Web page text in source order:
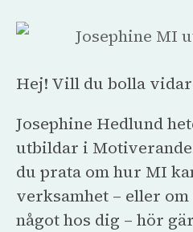
Hej! Vill du bolla
Josephine Hedlund
utbildar i
du prata om hur MI
verksamhet – eller
något hos dig – hör